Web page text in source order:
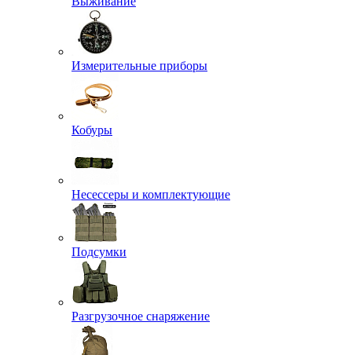
Измерительные приборы
Кобуры
Несессеры и комплектующие
Подсумки
Разгрузочное снаряжение